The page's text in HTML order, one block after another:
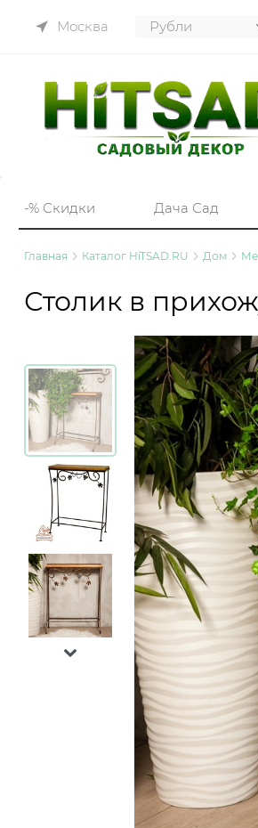
Москва
-% Скидки Дача Сад
Главная Каталог HiTSAD.RU Дом
Столик в